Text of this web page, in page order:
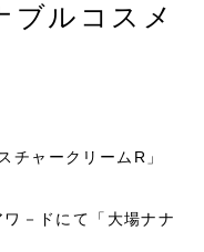
ブルコスメ
チャークリームR」
－ドにて「大場ナナ